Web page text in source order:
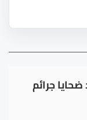
ضحايا جرائم